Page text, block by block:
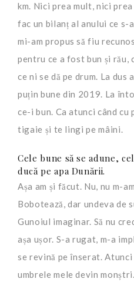
km. Nici prea mult, nici
fac un bilanț al anului ce s-
mi-am propus să fiu
pentru ce a fost bun și rău,
ce ni se dă pe drum. La dus
puțin bune din 2019. La
ce-i bun. Ca atunci când cu
tigaie și te lingi pe mâini.
Cele bune să se adune,
ducă pe apa Dunării.
Așa am și făcut. Nu, nu m-
Bobotează, dar undeva de
Gunoiul imaginar. Să nu
așa ușor. S-a rugat, m-a
se revină pe înserat.
umbrele mele devin monștri.